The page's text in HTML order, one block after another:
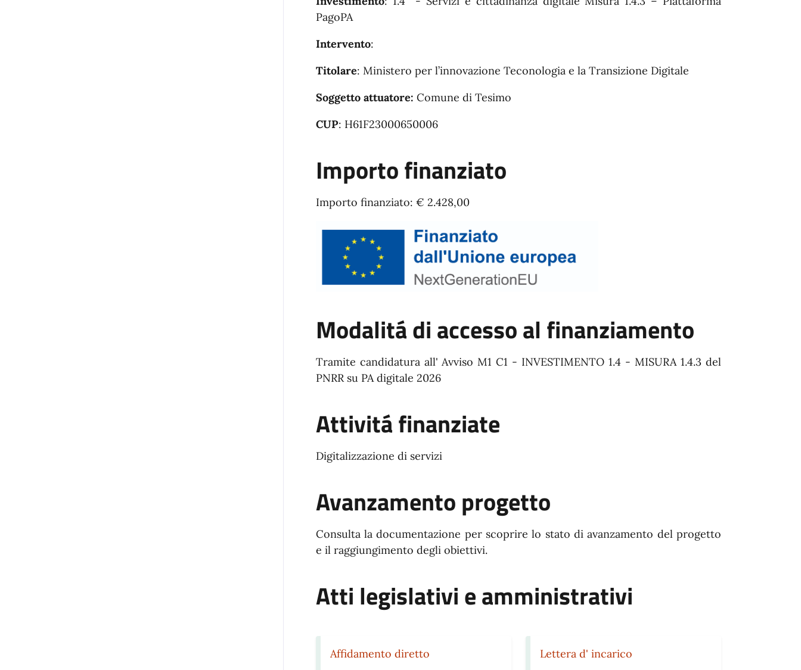
PagoPA
Intervento:
Titolare: Ministero per l’innovazione Teconologia e la Transizione Digitale
Soggetto attuatore: Comune di Tesimo
CUP: H61F23000650006
Importo finanziato
Importo finanziato: € 2.428,00
Modalitá di accesso al finanziamento
Tramite candidatura all' Avviso M1 C1 - INVESTIMENTO 1.4 - MISURA 1.4.3 del
PNRR su PA digitale 2026
Attivitá finanziate
Digitalizzazione di servizi
Avanzamento progetto
Consulta la documentazione per scoprire lo stato di avanzamento del progetto
e il raggiungimento degli obiettivi.
Atti legislativi e amministrativi
Affidamento diretto Lettera d' incarico